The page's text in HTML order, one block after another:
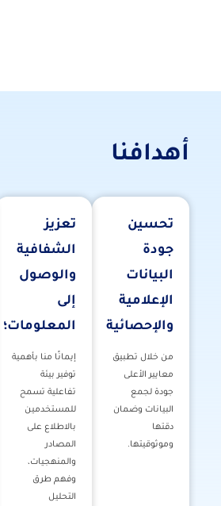
أهدافنا
تحسين
جودة
البيانات
الإعلامية
والإحصائية
من خلال تطبيق
معايير الأعلى
جودة لجمع
البيانات وضمان
دقتها
وموثوقيتها.
تعزيز
الشفافية
والوصول
إلى
المعلومات؛
إيمانًا منا بأهمية
توفير بيئة
تفاعلية تسمح
للمستخدمين
بالاطلاع على
المصادر
والمنهجيات،
وفهم طرق
التحليل